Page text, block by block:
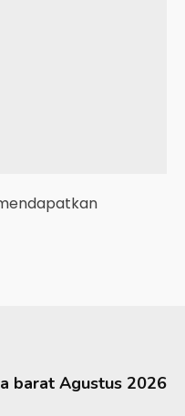
barat Agustus 2026